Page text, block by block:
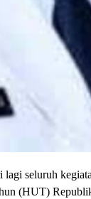
lagi seluruh
(HUT)